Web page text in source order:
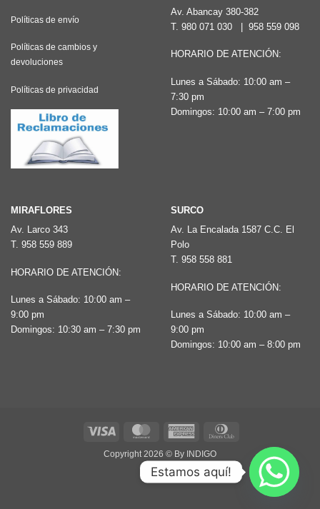
pueden
en
la
página
de
producto
Las
opciones
se
elegir
en
Políticas de envío
Políticas de cambios y
devoluciones
Políticas de privacidad
Av. Abancay 380-382
T. 980 071 030 958 559 098
HORARIO DE ATENCIÓN:
Lunes a Sábado: 10:00 am –
7:30 pm
Domingos: 10:00 am – 7:00 pm
MIRAFLORES
Av. Larco 343
T. 958 559 889
HORARIO DE ATENCIÓN:
Lunes a Sábado: 10:00 am –
9:00 pm
Domingos: 10:30 am – 7:30 pm
SURCO
Av. La Encalada 1587 C.C. El
Polo
T. 958 558 881
HORARIO DE ATENCIÓN:
Lunes a Sábado: 10:00 am –
9:00 pm
Domingos: 10:00 am – 8:00 pm
Visa MasterCard American
Copyright 2026 © By INDIGO
Estamos aquí!